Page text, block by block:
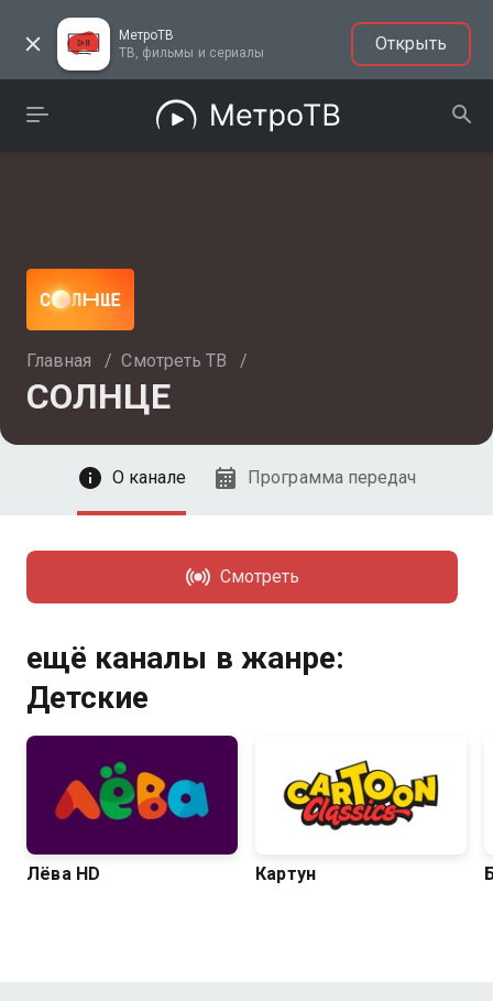
МетроТВ
ТВ, фильмы и сериалы
Открыть
Главная / Смотреть ТВ /
СОЛНЦЕ
О канале Программа передач
Смотреть
ещё каналы в жанре:
Детские
Лёва HD Картун